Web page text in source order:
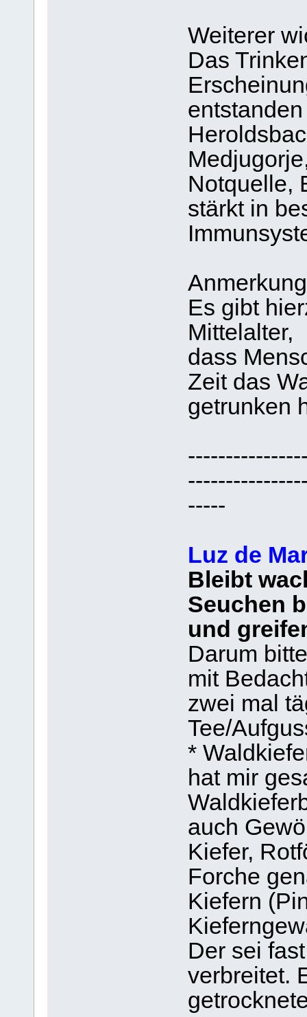
Weiterer
Das
Notquelle,
stärkt in
Es gibt
Mittelalter,
dass
Zeit das
getrunken
-----
Luz de
Bleibt
Seuchen
und
Darum
mit
zwei mal
Tee/
*
hat mir
auch
Kiefer,
Forche
Kiefern
Der sei
verbreitet.